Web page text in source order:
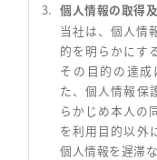
個人情報の取得
当社は、個人情
的を明らかにす
その目的の達
た、個人情報保
らかじめ本人の
を利用目的以外
個人情報を遅滞